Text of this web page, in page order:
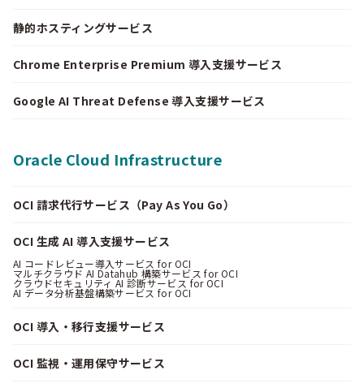
静的ホスティングサービス
Chrome Enterprise Premium 導入支援サービス
Google AI Threat Defense 導入支援サービス
Oracle Cloud Infrastructure
OCI 請求代行サービス（Pay As You Go）
OCI 生成 AI 導入支援サービス
AI コードレビュー導入サービス for OCI
マルチクラウド AI Datahub 構築サービス for OCI
クラウドセキュリティ AI 診断サービス for OCI
AI データ分析基盤構築サービス for OCI
OCI 導入・移行支援サービス
OCI 監視・運用保守サービス